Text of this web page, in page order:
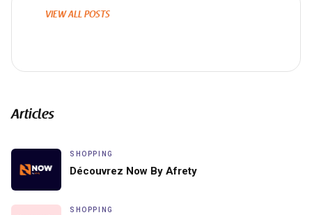
VIEW ALL POSTS
Articles
SHOPPING
Découvrez Now By Afrety
SHOPPING